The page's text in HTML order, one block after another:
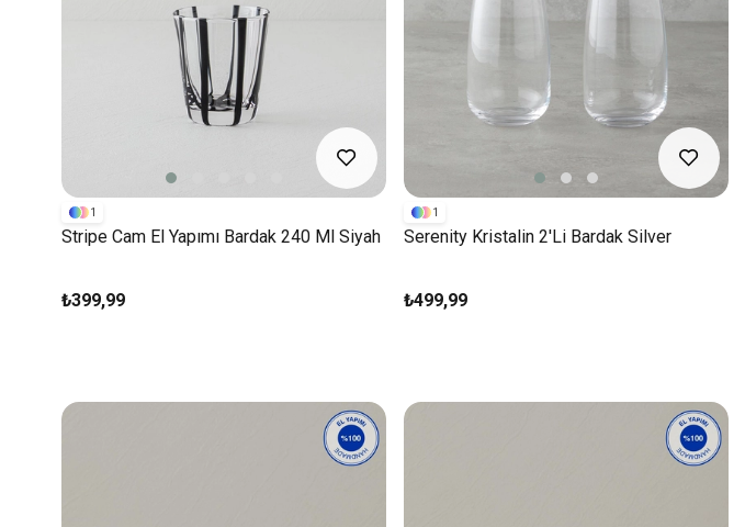
Stripe Cam El Yapımı Bardak 240 Ml Siyah
₺399,99
1
Serenity Kristalin 2'li Bardak Silver
₺499,99
1